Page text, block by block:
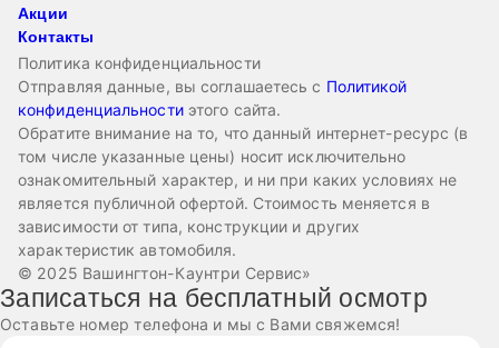
Акции
Контакты
Политика конфиденциальности
Отправляя данные, вы соглашаетесь с Политикой
конфиденциальностиэтого сайта.
Обратите внимание на то, что данный интернет-ресурс (в
том числе указанные цены) носит исключительно
ознакомительный характер, и ни при каких условиях не
является публичной офертой. Стоимость меняется в
зависимости от типа, конструкции и других
характеристик автомобиля.
© 2025 Вашингтон-Каунтри Сервис»
Записаться на бесплатный осмотр
Оставьте номер телефона и мы с Вами свяжемся!